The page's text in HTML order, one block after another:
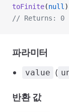
toFinite(null
// Returns: 0
파라미터
value (
반환 값